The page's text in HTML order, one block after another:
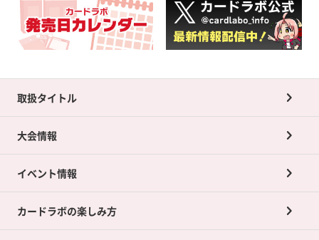
取扱タイトル
大会情報
イベント情報
カードラボの楽しみ方